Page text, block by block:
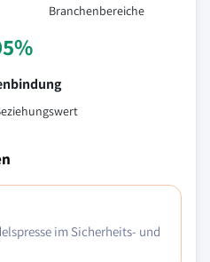
Branchenbereiche
im Sicherheits- und